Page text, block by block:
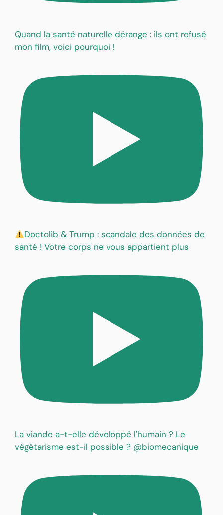
Quand la santé naturelle dérange : ils ont refusé
mon film, voici pourquoi !
Doctolib & Trump : scandale des données de
santé ! Votre corps ne vous appartient plus
La viande a-t-elle développé l'humain ? Le
végétarisme est-il possible ? @biomecanique